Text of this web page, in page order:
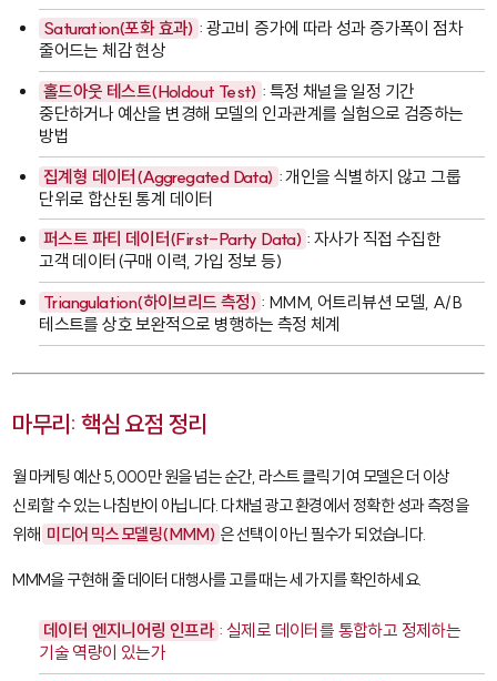
Saturation(포화 효과) : 광고비 증가에 따라 성과 증가폭이 점차
줄어드는 체감 현상
홀드아웃 테스트(Holdout Test) : 특정 채널을 일정 기간
중단하거나 예산을 변경해 모델의 인과관계를 실험으로 검증하는
방법
집계형 데이터(Aggregated Data) : 개인을 식별하지 않고 그룹
단위로 합산된 통계 데이터
퍼스트 파티 데이터(First-Party Data) : 자사가 직접 수집한
고객 데이터(구매 이력, 가입 정보 등)
Triangulation(하이브리드 측정) : MMM, 어트리뷰션 모델, A/B
테스트를 상호 보완적으로 병행하는 측정 체계
마무리: 핵심 요점 정리
월 마케팅 예산 5,000만 원을 넘는 순간, 라스트 클릭 기여 모델은 더 이상
신뢰할 수 있는 나침반이 아닙니다. 다채널 광고 환경에서 정확한 성과 측정을
위해 미디어 믹스 모델링(MMM) 은 선택이 아닌 필수가 되었습니다.
MMM을 구현해 줄 데이터 대행사를 고를 때는 세 가지를 확인하세요.
데이터 엔지니어링 인프라 : 실제로 데이터를 통합하고 정제하는
기술 역량이 있는가